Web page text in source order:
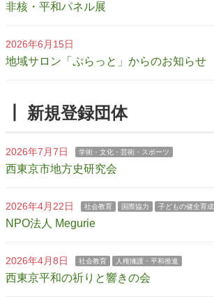
非核・平和パネル展
2026年6月15日
地域サロン「ぷらっと」からのお知らせ
┃ 新規登録団体
2026年7月7日 学術・文化・芸術・スポーツ
西東京市地方史研究会
2026年4月22日 社会教育 国際協力 子どもの健全育成
NPO法人 Megurie
2026年4月8日 社会教育 人権擁護・平和推進
西東京平和の祈りと響きの会